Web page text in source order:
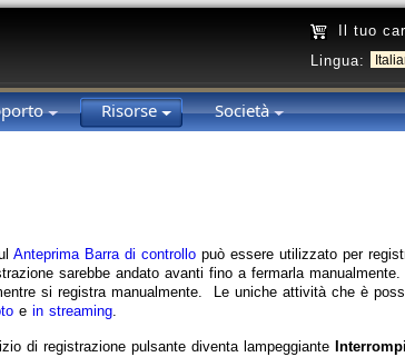
Il tuo
Lingua:
Risorse Società
Anteprima Barra di controllo può essere utilizzato per
sarebbe andato avanti fino a fermarla
si registra manualmente. Le uniche attività che è
e in streaming.
di registrazione pulsante diventa lampeggiante